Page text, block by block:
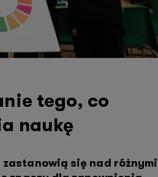
tego, co
naukę
się nad różnymi